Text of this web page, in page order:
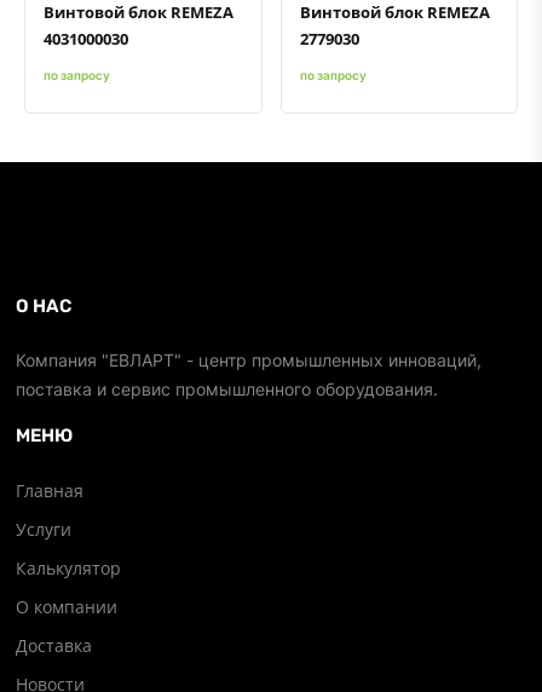
Винтовой блок REMEZA
4031000030
по запросу
Винтовой блок REMEZA
2779030
по запросу
О НАС
Компания "ЕВЛАРТ" - центр промышленных инноваций,
поставка и сервис промышленного оборудования.
МЕНЮ
Главная
Услуги
Калькулятор
О компании
Доставка
Новости